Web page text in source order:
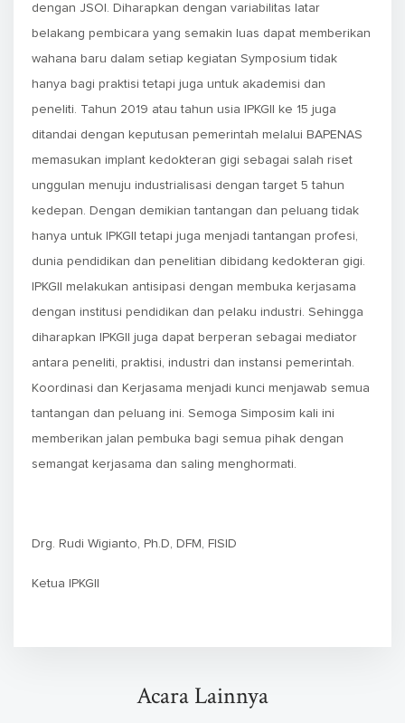
dengan JSOI. Diharapkan dengan variabilitas latar
belakang pembicara yang semakin luas dapat memberikan
wahana baru dalam setiap kegiatan Symposium tidak
hanya bagi praktisi tetapi juga untuk akademisi dan
peneliti. Tahun 2019 atau tahun usia IPKGII ke 15 juga
ditandai dengan keputusan pemerintah melalui BAPENAS
memasukan implant kedokteran gigi sebagai salah riset
unggulan menuju industrialisasi dengan target 5 tahun
kedepan. Dengan demikian tantangan dan peluang tidak
hanya untuk IPKGII tetapi juga menjadi tantangan profesi,
dunia pendidikan dan penelitian dibidang kedokteran gigi.
IPKGII melakukan antisipasi dengan membuka kerjasama
dengan institusi pendidikan dan pelaku industri. Sehingga
diharapkan IPKGII juga dapat berperan sebagai mediator
antara peneliti, praktisi, industri dan instansi pemerintah.
Koordinasi dan Kerjasama menjadi kunci menjawab semua
tantangan dan peluang ini. Semoga Simposim kali ini
memberikan jalan pembuka bagi semua pihak dengan
semangat kerjasama dan saling menghormati.
Drg. Rudi Wigianto, Ph.D, DFM, FISID
Ketua IPKGII
Acara Lainnya